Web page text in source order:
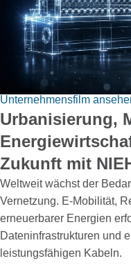
Unternehmensfilm
Urbanisierung,
Zukunft mit
Weltweit wächst der
Vernetzung. E-Mobilität,
erneuerbarer Energien
Dateninfrastrukturen und
leistungsfähigen Kabeln.